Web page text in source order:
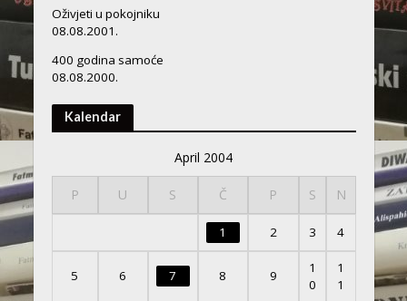
Oživjeti u pokojniku
08.08.2001.
400 godina samoće
08.08.2000.
Kalendar
April 2004
P U S Č P S N
1 2 3 4
5 6 7 8 9
1
0
1
1